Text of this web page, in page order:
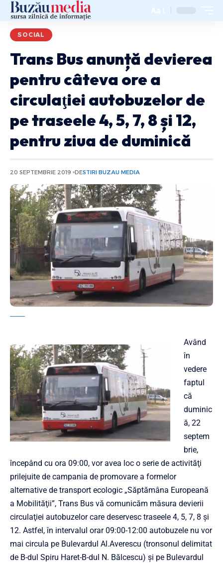
Aa
SOCIAL
Trans Bus anunță devierea
pentru câteva ore a
circulaţiei autobuzelor de
pe traseele 4, 5, 7, 8 și 12,
pentru ziua de duminică
20 SEPTEMBRIE 2019 DESTIRI BUZAU MEDIA
Având
în
vedere
faptul
că
duminic
ă, 22
septem
brie,
începând cu ora 09:00, vor avea loc o serie de activităţi
prilejuite de campania de promovare a formelor
alternative de transport ecologic „Săptămâna Europeană
a Mobilităţii”, Trans Bus vă comunicăm măsura devierii
circulaţiei autobuzelor care deservesc traseele 4, 5, 7, 8 și
12. Astfel, în intervalul orar 09:00-12:00 autobuzele nu vor
mai circula pe Bulevardul Al.Averescu (tronsonul delimitat
de B-dul Spiru Haret-B-dul N. Bălcescu) şi pe Bulevardul